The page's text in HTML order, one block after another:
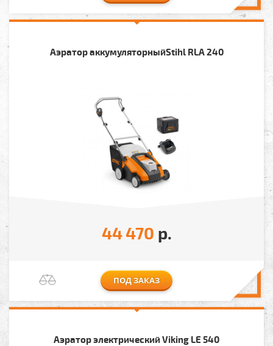
Аэратор аккумуляторныйStihl RLA 240
44 470 р.
ПОД ЗАКАЗ
Аэратор электрический Viking LE 540